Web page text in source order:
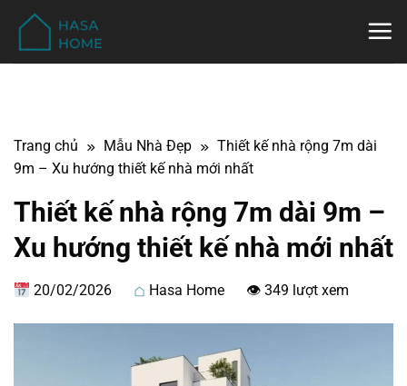
qua
nội
Trang chủ Mẫu Nhà Đẹp
Thiết kế nhà rộng 7m dài
9m – Xu hướng thiết kế nhà mới nhất
Thiết kế nhà rộng 7m dài 9m –
Xu hướng thiết kế nhà mới nhất
20/02/2026 Hasa Home 👁 349 lượt xem